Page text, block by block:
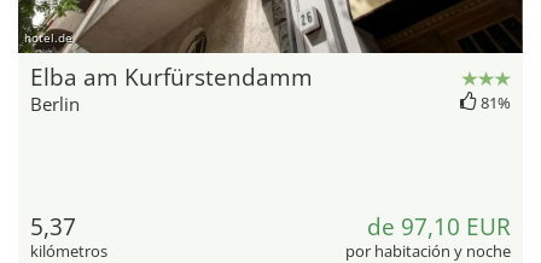
hotel.de
Elba am Kurfürstendamm
Berlin 81%
5,37
kilómetros
de 97,10 EUR
por habitación y noche